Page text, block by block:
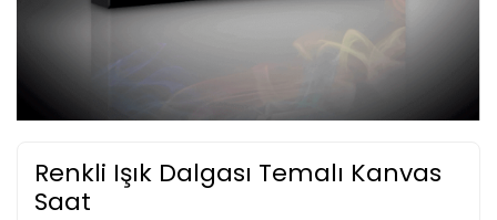
Renkli Işık Dalgası Temalı Kanvas
Saat